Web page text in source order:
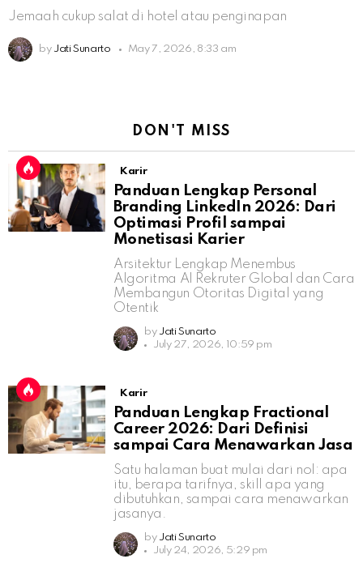
Jemaah cukup salat di hotel atau penginapan
by Jati Sunarto May 7, 2026, 8:33 am
DON'T MISS
Karir
Panduan Lengkap Personal
Branding LinkedIn 2026: Dari
Optimasi Profil sampai
Monetisasi Karier
Arsitektur Lengkap Menembus
Algoritma AI Rekruter Global dan Cara
Membangun Otoritas Digital yang
Otentik
by Jati Sunarto
July 27, 2026, 10:59 pm
Karir
Panduan Lengkap Fractional
Career 2026: Dari Definisi
sampai Cara Menawarkan Jasa
Satu halaman buat mulai dari nol: apa
itu, berapa tarifnya, skill apa yang
dibutuhkan, sampai cara menawarkan
jasanya.
by Jati Sunarto
July 24, 2026, 5:29 pm